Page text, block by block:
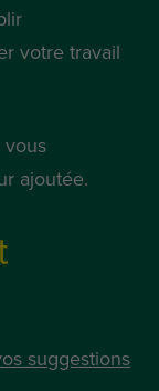
votre travail
vous
ajoutée.
suggestions